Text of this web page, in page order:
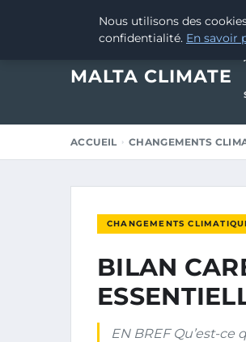
31 AOÛT 2025
MALTA CLIMATE
ACCUEIL CHANGEMENTS
CHANGEMENTS
BILAN
EN BREF Qu’est-
Nous utilisons des
confidentialité. En savoir